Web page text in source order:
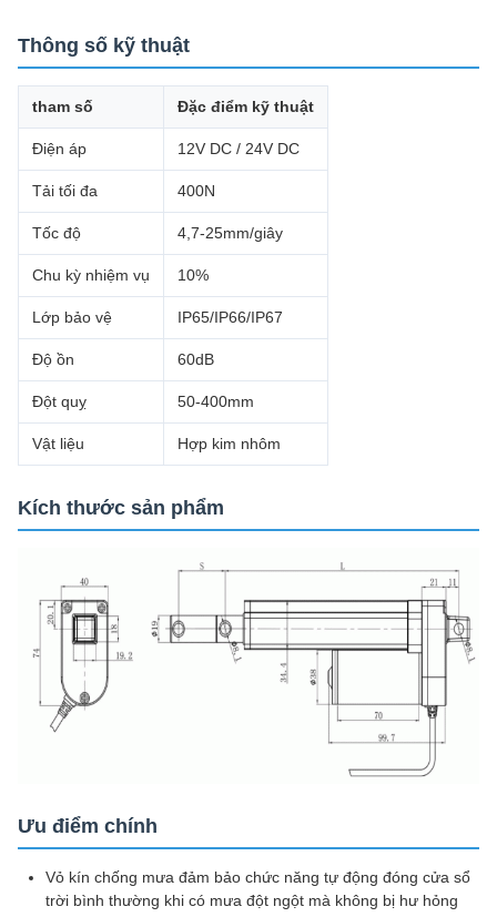
Thông số kỹ thuật
tham số Đặc điểm kỹ thuật
Điện áp 12V DC / 24V DC
Tải tối đa 400N
Tốc độ 4,7-25mm/giây
Chu kỳ nhiệm vụ 10%
Lớp bảo vệ IP65/IP66/IP67
Độ ồn 60dB
Đột quỵ 50-400mm
Vật liệu Hợp kim nhôm
Kích thước sản phẩm
Ưu điểm chính
Vỏ kín chống mưa đảm bảo chức năng tự động đóng cửa sổ
trời bình thường khi có mưa đột ngột mà không bị hư hỏng